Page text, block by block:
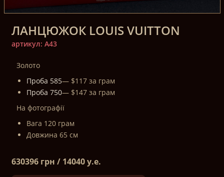
ЛАНЦЮЖОК LOUIS VUITTON
артикул: A43
Золото
Проба 585— $117 за грам
Проба 750— $147 за грам
На фотографії
Вага 120 грам
Довжина 65 см
630396 грн / 14040 у.е.